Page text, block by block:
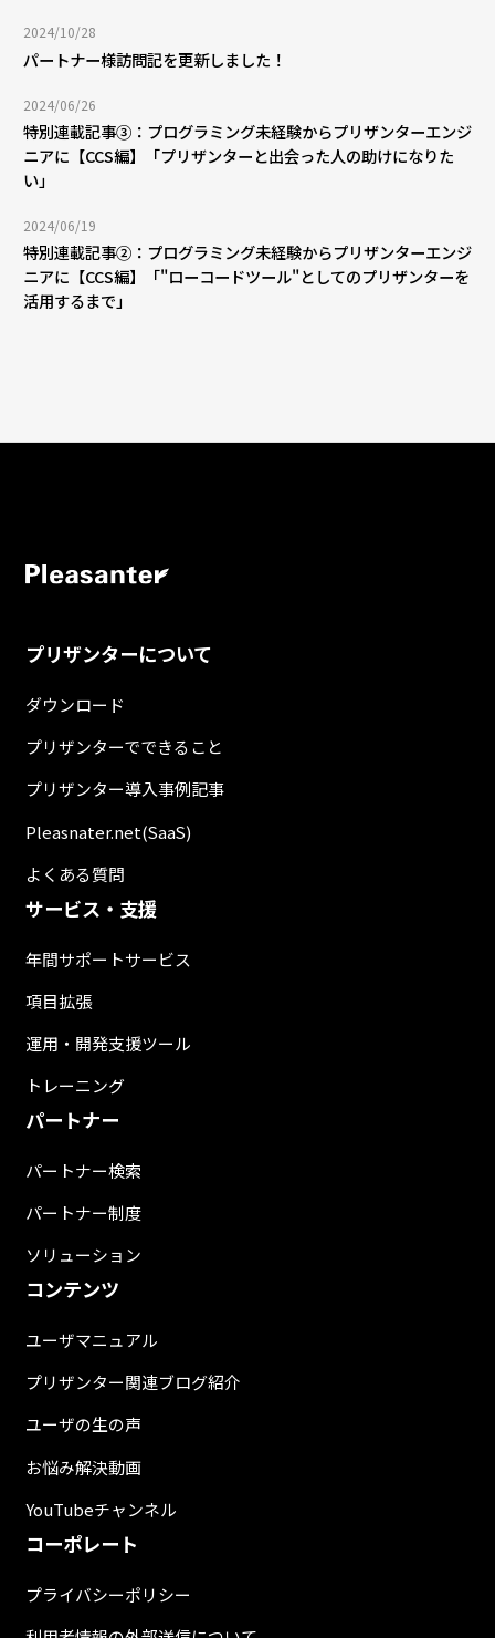
2024/10/28
パートナー様訪問記を更新しました！
2024/06/26
特別連載記事③：プログラミング未経験からプリザンターエンジ
ニアに【CCS編】「プリザンターと出会った人の助けになりた
い」
2024/06/19
特別連載記事②：プログラミング未経験からプリザンターエンジ
ニアに【CCS編】「"ローコードツール"としてのプリザンターを
活用するまで」
プリザンターについて
ダウンロード
プリザンターでできること
プリザンター導入事例記事
Pleasnater.net(SaaS)
よくある質問
サービス・支援
年間サポートサービス
項目拡張
運用・開発支援ツール
トレーニング
パートナー
パートナー検索
パートナー制度
ソリューション
コンテンツ
ユーザマニュアル
プリザンター関連ブログ紹介
ユーザの生の声
お悩み解決動画
YouTubeチャンネル
コーポレート
プライバシーポリシー